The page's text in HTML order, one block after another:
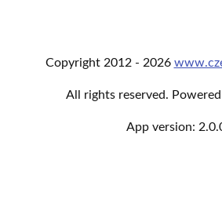
Copyright 2012 - 2026
All rights reserved.
App version: